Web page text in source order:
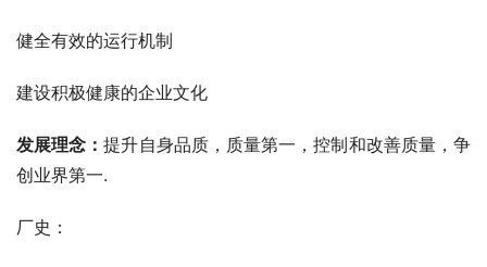
健全有效的运行机制
建设积极健康的企业文化
发展理念：提升自身品质，质量第一，控制和改善质量，争
创业界第一.
厂史：